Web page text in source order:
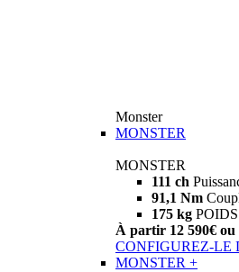
Monster
MONSTER
MONSTER
111 ch
91,1 Nm
175 kg
À partir 12 590€ ou
CONFIGUREZ-LE
MONSTER +